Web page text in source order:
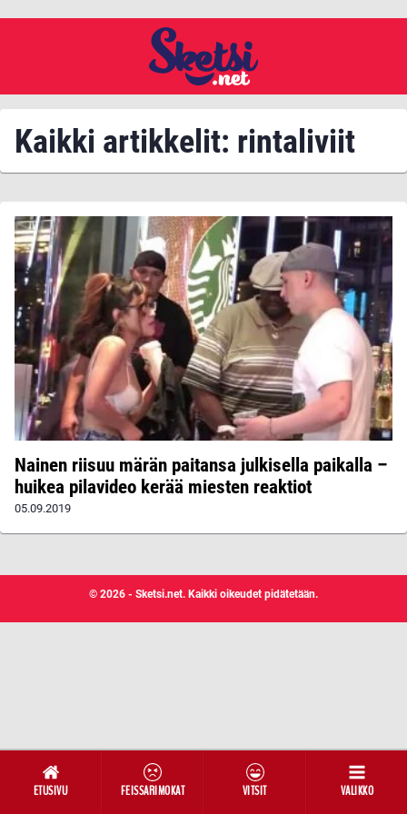
ETUSIVU FEISSARIMOKAT VITSIT VALIKKO
Kaikki artikkelit: rintaliviit
Nainen riisuu märän paitansa julkisella paikalla –
huikea pilavideo kerää miesten reaktiot
05.09.2019
© 2026 - Sketsi.net. Kaikki oikeudet pidätetään.